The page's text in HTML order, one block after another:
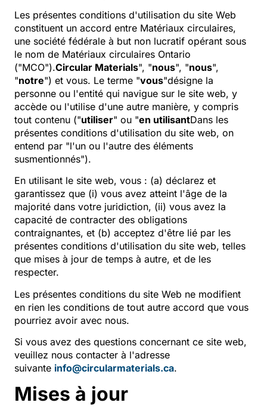
Les présentes conditions d'utilisation du site Web
constituent un accord entre Matériaux circulaires,
une société fédérale à but non lucratif opérant sous
le nom de Matériaux circulaires Ontario
("MCO").Circular Materials", "nous", "nous",
"notre") et vous. Le terme "vous"désigne la
personne ou l'entité qui navigue sur le site web, y
accède ou l'utilise d'une autre manière, y compris
tout contenu ("utiliser" ou "en utilisantDans les
présentes conditions d'utilisation du site web, on
entend par "l'un ou l'autre des éléments
susmentionnés").
En utilisant le site web, vous : (a) déclarez et
garantissez que (i) vous avez atteint l'âge de la
majorité dans votre juridiction, (ii) vous avez la
capacité de contracter des obligations
contraignantes, et (b) acceptez d'être lié par les
présentes conditions d'utilisation du site web, telles
que mises à jour de temps à autre, et de les
respecter.
Les présentes conditions du site Web ne modifient
en rien les conditions de tout autre accord que vous
pourriez avoir avec nous.
Si vous avez des questions concernant ce site web,
veuillez nous contacter à l'adresse
suivante info@circularmaterials.ca.
Mises à jour